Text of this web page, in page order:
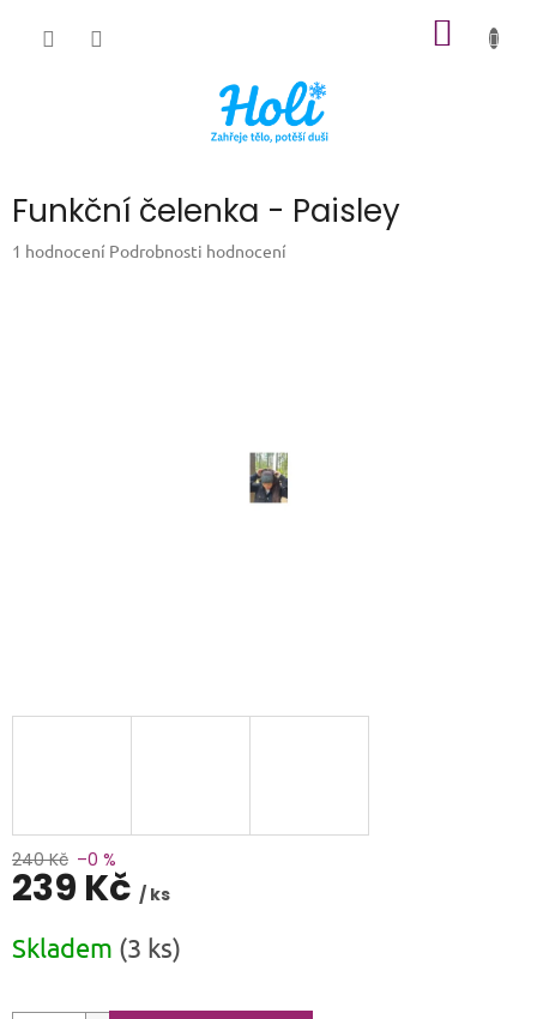
Funkční čelenka - Paisley
Průměrné
1 hodnocení Podrobnosti hodnocení
240 Kč –0 %
239 Kč / ks
cena:
Skladem (3 ks)